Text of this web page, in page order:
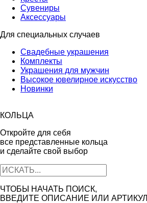
Сувениры
Аксессуары
Для специальных случаев
Свадебные украшения
Комплекты
Украшения для мужчин
Высокое ювелирное искусство
Новинки
КОЛЬЦА
Откройте для себя
все представленные кольца
и сделайте свой выбор
ЧТОБЫ НАЧАТЬ ПОИСК,
ВВЕДИТЕ ОПИСАНИЕ ИЛИ АРТИКУЛ